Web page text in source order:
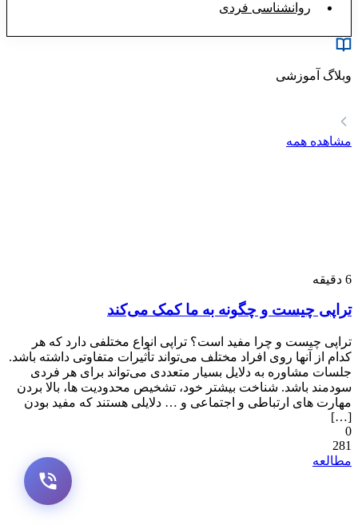
روانشناسی فردی
وبلاگ آموزشی
مشاهده همه
6 دقیقه
تراپی چیست و چگونه به ما کمک می‌کند
تراپی چیست و چرا مفید است؟ تراپی انواع مختلفی دارد که هر
کدام از آنها روی افراد مختلف می‌تواند تأثیرات متفاوتی داشته باشد.
جلسات مشاوره به دلایل بسیار متعددی می‌تواند برای هر فردی
سودمند باشد. شناخت بیشتر خود، تشخیص محدودیت ها، بالا بردن
مهارت های ارتباطی و اجتماعی و … دلایلی هستند که مفید بودن
[…]
0
281
مطالعه